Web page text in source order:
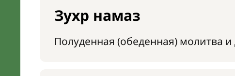
Зухр намаз
Полуденная (обеденная) молитва